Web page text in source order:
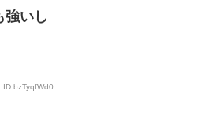
強いし
ID:bzTyqfWd0